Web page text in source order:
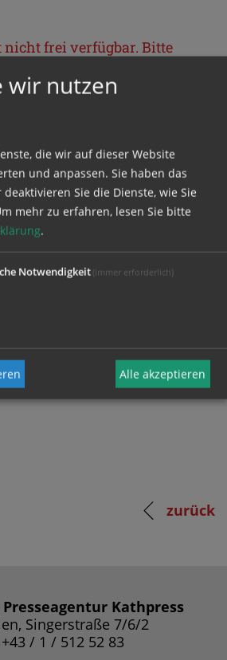
nicht frei verfügbar. Bitte
.
mit Ihrem Benutzernamen
zurück
Kathpress
Singerstraße 7/6/2
/ 1 / 512 52 83
wir nutzen
die wir auf dieser Website
und anpassen. Sie haben das
Sie die Dienste, wie Sie
mehr zu erfahren, lesen Sie bitte
.
Notwendigkeit(immer erforderlich)
Alle akzeptieren